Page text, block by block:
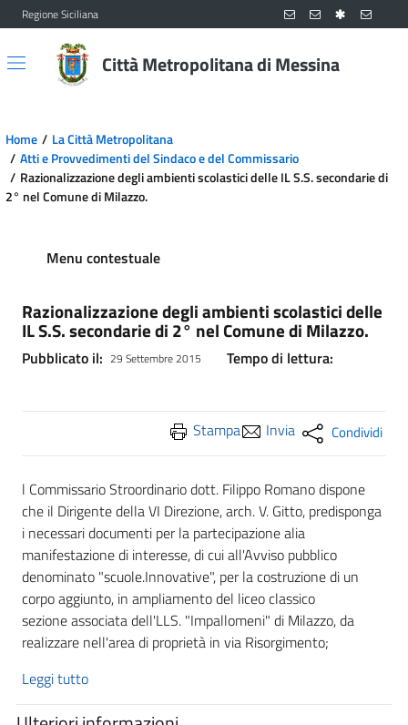
Vai al contenuto principale
Vai al menu principale
Regione Siciliana
Città Metropolitana di Messina
Home
La Città Metropolitana
Atti e Provvedimenti del Sindaco e del Commissario
Razionalizzazione degli ambienti scolastici delle IL S.S. secondarie di
2° nel Comune di Milazzo.
Menu contestuale
Razionalizzazione degli ambienti scolastici delle
IL S.S. secondarie di 2° nel Comune di Milazzo.
Pubblicato il: 29 Settembre 2015 Tempo di lettura:
Stampa Invia Condividi
l Commissario Stroordinario dott. Filippo Romano dispone
che il Dirigente della VI Direzione, arch. V. Gitto, predisponga
i necessari documenti per la partecipazione alia
manifestazione di interesse, di cui all'Avviso pubblico
denominato "scuole.Innovative", per la costruzione di un
corpo aggiunto, in ampliamento del liceo classico
sezione associata dell'LLS. "Impallomeni" di Milazzo, da
realizzare nell'area di proprietà in via Risorgimento;
Leggi tutto